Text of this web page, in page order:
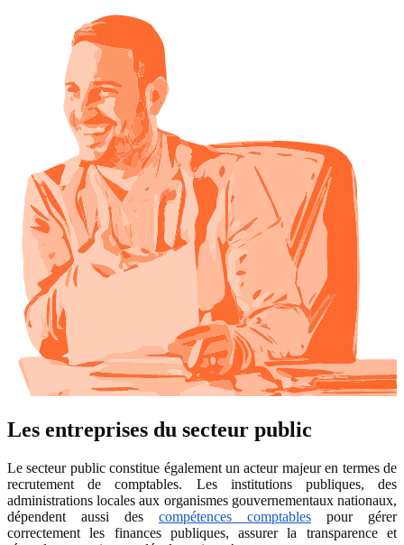
Les entreprises du secteur public
Le secteur public constitue également un acteur majeur en termes de
recrutement de comptables. Les institutions publiques, des
administrations locales aux organismes gouvernementaux nationaux,
dépendent aussi des compétences comptables pour gérer
correctement les finances publiques, assurer la transparence et